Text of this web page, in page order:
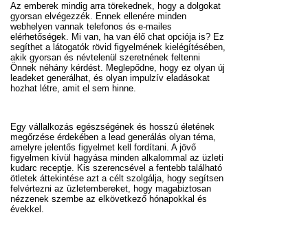
Az emberek mindig arra törekednek, hogy a dolgokat
gyorsan elvégezzék. Ennek ellenére minden
webhelyen vannak telefonos és e-mailes
elérhetőségek. Mi van, ha van élő chat opciója is? Ez
segíthet a látogatók rövid figyelmének kielégítésében,
akik gyorsan és névtelenül szeretnének feltenni
Önnek néhány kérdést. Meglepődne, hogy ez olyan új
leadeket generálhat, és olyan impulzív eladásokat
hozhat létre, amit el sem hinne.
Egy vállalkozás egészségének és hosszú életének
megőrzése érdekében a lead generálás olyan téma,
amelyre jelentős figyelmet kell fordítani. A jövő
figyelmen kívül hagyása minden alkalommal az üzleti
kudarc receptje. Kis szerencsével a fentebb található
ötletek áttekintése azt a célt szolgálja, hogy segítsen
felvértezni az üzletembereket, hogy magabiztosan
nézzenek szembe az elkövetkező hónapokkal és
évekkel.